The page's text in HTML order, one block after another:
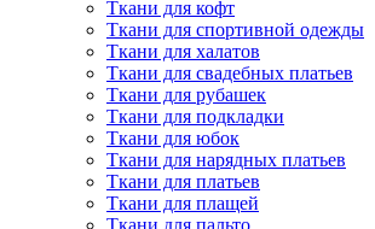
Ткани для кофт
Ткани для спортивной одежды
Ткани для халатов
Ткани для свадебных платьев
Ткани для рубашек
Ткани для подкладки
Ткани для юбок
Ткани для нарядных платьев
Ткани для платьев
Ткани для плащей
Ткани для пальто